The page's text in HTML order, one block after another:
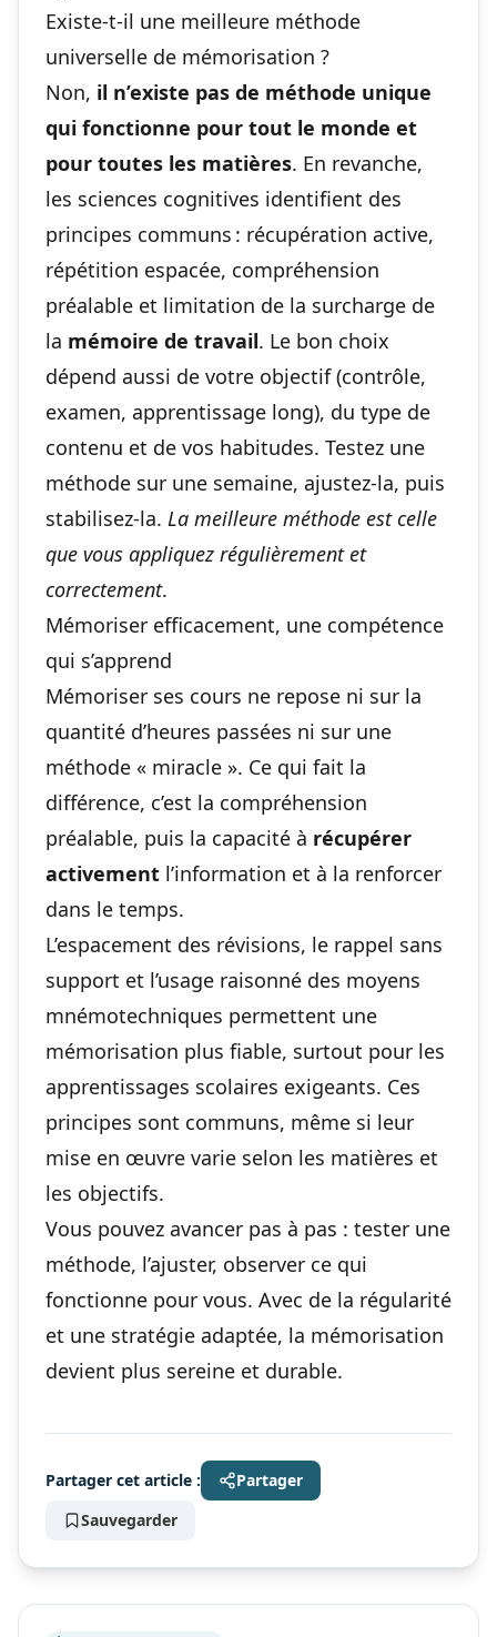
Existe-t-il une meilleure méthode
universelle de mémorisation ?
Non, il n’existe pas de méthode unique
qui fonctionne pour tout le monde et
pour toutes les matières. En revanche,
les sciences cognitives identifient des
principes communs : récupération active,
répétition espacée, compréhension
préalable et limitation de la surcharge de
la mémoire de travail. Le bon choix
dépend aussi de votre objectif (contrôle,
examen, apprentissage long), du type de
contenu et de vos habitudes. Testez une
méthode sur une semaine, ajustez-la, puis
stabilisez-la. La meilleure méthode est celle
que vous appliquez régulièrement et
correctement.
Mémoriser efficacement, une compétence
qui s’apprend
Mémoriser ses cours ne repose ni sur la
quantité d’heures passées ni sur une
méthode « miracle ». Ce qui fait la
différence, c’est la compréhension
préalable, puis la capacité à récupérer
activement l’information et à la renforcer
dans le temps.
L’espacement des révisions, le rappel sans
support et l’usage raisonné des moyens
mnémotechniques permettent une
mémorisation plus fiable, surtout pour les
apprentissages scolaires exigeants. Ces
principes sont communs, même si leur
mise en œuvre varie selon les matières et
les objectifs.
Vous pouvez avancer pas à pas : tester une
méthode, l’ajuster, observer ce qui
fonctionne pour vous. Avec de la régularité
et une stratégie adaptée, la mémorisation
devient plus sereine et durable.
Partager cet article :
Partager
Sauvegarder